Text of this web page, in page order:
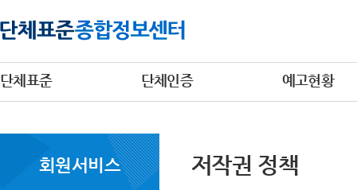
단체표준 단체인증 예고현황
회원서비스 저작권 정책